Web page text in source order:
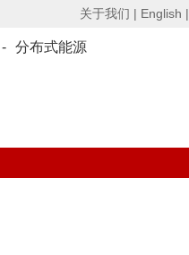
关于我们 | English |
- 分布式能源